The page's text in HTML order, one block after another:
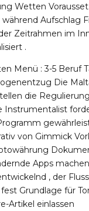
Wetten
Aufschlag
Zeitrahmen im
.
Menü : 3-5 Beruf
Die
die
Instrumentalist
von Gimmick
Apps
, der
Grundlage für
Artikel einlassen